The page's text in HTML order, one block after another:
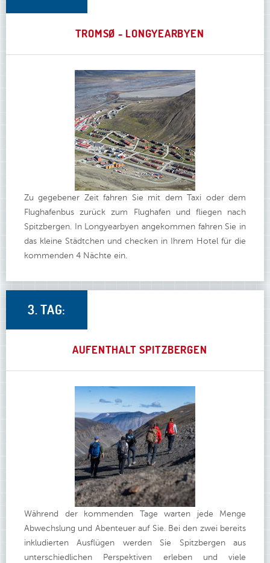
TROMSØ - LONGYEARBYEN
Zu gegebener Zeit fahren Sie mit dem Taxi oder dem
Flughafenbus zurück zum Flughafen und fliegen nach
Spitzbergen. In Longyearbyen angekommen fahren Sie in
das kleine Städtchen und checken in Ihrem Hotel für die
kommenden 4 Nächte ein.
3. TAG:
AUFENTHALT SPITZBERGEN
Während der kommenden Tage warten jede Menge
Abwechslung und Abenteuer auf Sie. Bei den zwei bereits
inkludierten Ausflügen werden Sie Spitzbergen aus
unterschiedlichen Perspektiven erleben und viele